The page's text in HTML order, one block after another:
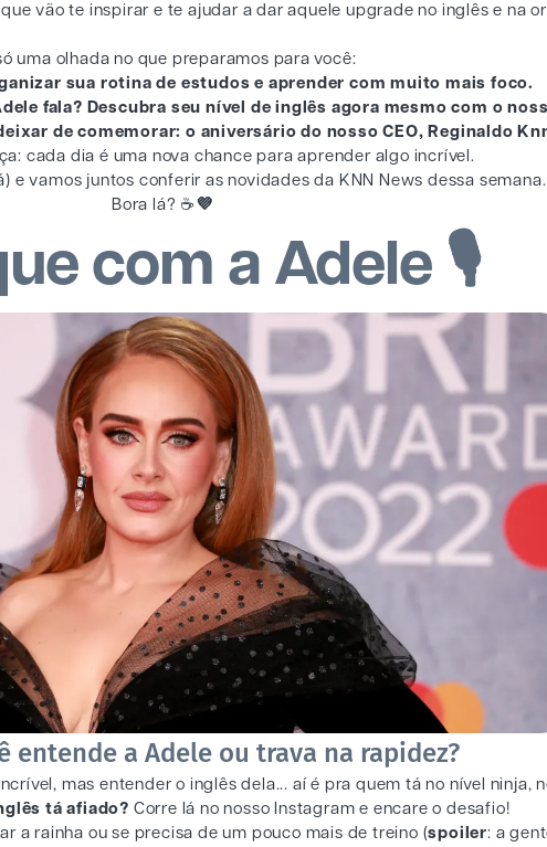
vão te inspirar e te ajudar a dar aquele upgrade no inglês e na
uma olhada no que preparamos para você:
sua rotina de estudos e aprender com muito mais foco.
fala? Descubra seu nível de inglês agora mesmo com o
de comemorar: o aniversário do nosso CEO, Reginaldo
cada dia é uma nova chance para aprender algo incrível.
e vamos juntos conferir as novidades da KNN News dessa semana.
Bora lá? ☕ 💜
com a Adele 🎙️
entende a Adele ou trava na rapidez?
mas entender o inglês dela... aí é pra quem tá no nível ninja,
tá afiado? Corre lá no nosso Instagram e encare o desafio!
a rainha ou se precisa de um pouco mais de treino (spoiler: a